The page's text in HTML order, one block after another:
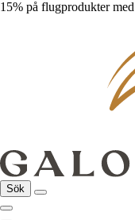
15% på flugprodukter
Sök